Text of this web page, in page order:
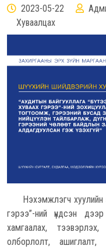
2023-05-22
Хуваалцах
Нэхэмжлэгч хуулийн
гэрээ”-ний үндсэн
хамгаалах,
олборлолт, ашиглалт,